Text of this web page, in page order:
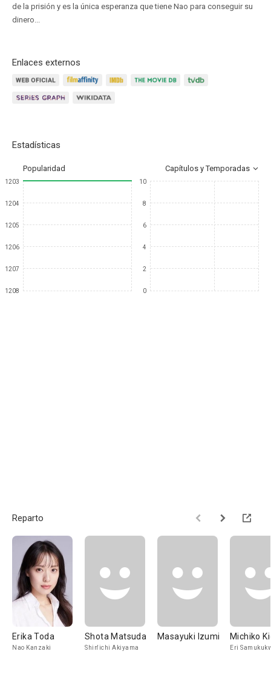
de la prisión y es la única esperanza que tiene Nao para conseguir su
dinero...
Enlaces externos
Estadísticas
Popularidad Capítulos y Temporadas
1203
1204
1205
1206
1207
1208
10
8
6
4
2
0
Reparto
Erika Toda
Nao Kanzaki
Shota Matsuda
Shin'ichi Akiyama
Masayuki Izumi Michiko
Eri